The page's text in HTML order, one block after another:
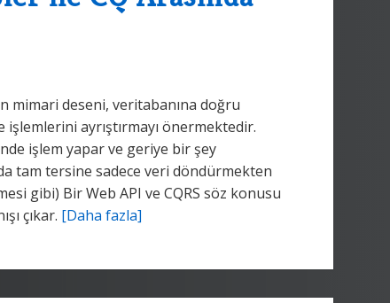
mimari deseni, veritabanına doğru
ayrıştırmayı önermektedir.
işlem yapar ve geriye bir şey
tam tersine sadece veri döndürmekten
gibi) Bir Web API ve CQRS söz konusu
çıkar. [Daha fazla]